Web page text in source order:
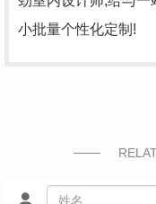
小批量个性化定制!